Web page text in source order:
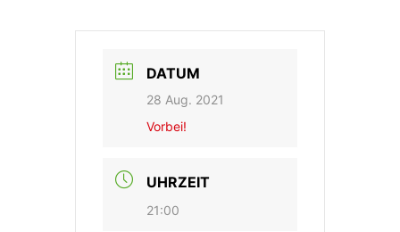
DATUM
28 Aug. 2021
Vorbei!
UHRZEIT
21:00